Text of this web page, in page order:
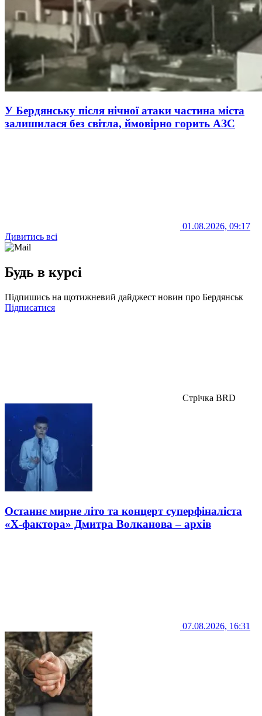
У Бердянську після нічної атаки частина міста
залишилася без світла, ймовірно горить АЗС
01.08.2026, 09:17
Дивитись всі
Будь в курсі
Підпишись на щотижневий дайджест новин про Бердянськ
Підписатися
Стрічка BRD
Останнє мирне літо та концерт суперфіналіста
«Х-фактора» Дмитра Волканова – архів
07.08.2026, 16:31